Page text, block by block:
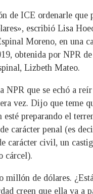
de ICE ordenarle que
escribió Lisa
Moreno, en una
obtenida por NPR
Lizbeth Mateo.
NPR que se echó a
vez. Dijo que teme
esté preparando el
carácter penal (es
carácter civil, un
cárcel).
millón de dólares.
creen que ella va a